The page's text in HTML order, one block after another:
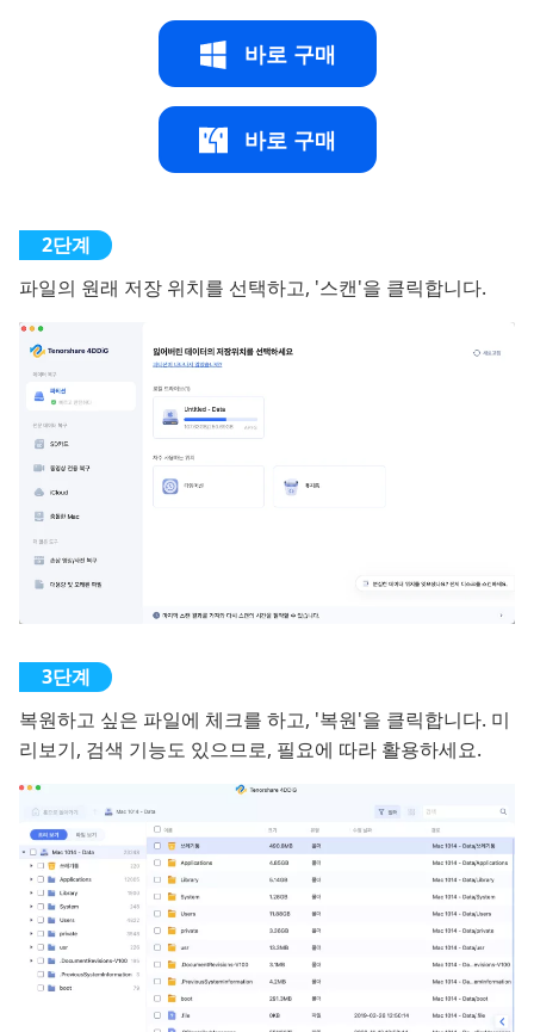
바로 구매
바로 구매
파일의 원래 저장 위치를 선택하고, '스캔'을 클릭합니다.
복원하고 싶은 파일에 체크를 하고, '복원'을 클릭합니다. 미
리보기, 검색 기능도 있으므로, 필요에 따라 활용하세요.